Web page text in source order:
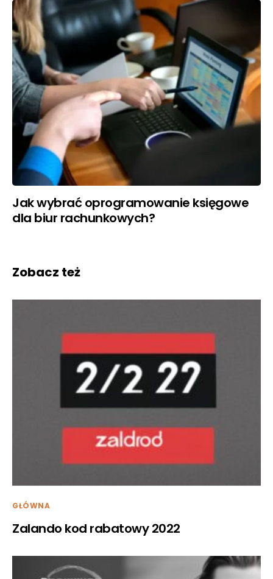
Jak wybrać oprogramowanie księgowe
dla biur rachunkowych?
Zobacz też
GŁÓWNA
Zalando kod rabatowy 2022